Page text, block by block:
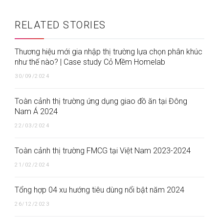
RELATED STORIES
Thương hiệu mới gia nhập thị trường lựa chọn phân khúc
như thế nào? | Case study Cỏ Mềm Homelab
30/09/2024
Toàn cảnh thị trường ứng dụng giao đồ ăn tại Đông
Nam Á 2024
22/03/2024
Toàn cảnh thị trường FMCG tại Việt Nam 2023-2024
21/02/2024
Tổng hợp 04 xu hướng tiêu dùng nổi bật năm 2024
26/12/2023